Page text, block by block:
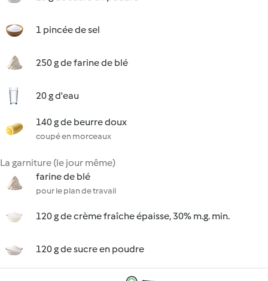
1 pincée de sel
250 g de farine de blé
20 g d'eau
140 g de beurre doux
coupé en morceaux
La garniture (le jour même)
farine de blé
pour le plan de travail
120 g de crème fraîche épaisse, 30% m.g. min.
120 g de sucre en poudre